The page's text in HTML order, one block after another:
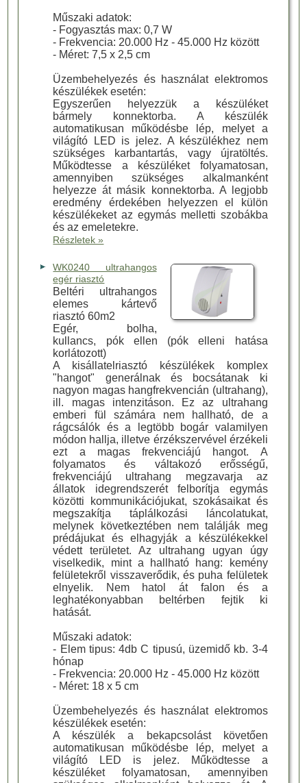
Műszaki adatok:
- Fogyasztás max: 0,7 W
- Frekvencia: 20.000 Hz - 45.000 Hz között
- Méret: 7,5 x 2,5 cm
Üzembehelyezés és használat elektromos
készülékek esetén:
Egyszerűen helyezzük a készüléket
bármely konnektorba. A készülék
automatikusan működésbe lép, melyet a
világító LED is jelez. A készülékhez nem
szükséges karbantartás, vagy újratöltés.
Működtesse a készüléket folyamatosan,
amennyiben szükséges alkalmanként
helyezze át másik konnektorba. A legjobb
eredmény érdekében helyezzen el külön
készülékeket az egymás melletti szobákba
és az emeletekre.
Részletek »
WK0240 ultrahangos
egér riasztó
Beltéri ultrahangos
elemes kártevő
riasztó 60m2
Egér, bolha,
kullancs, pók ellen (pók elleni hatása
korlátozott)
A kisállatelriasztó készülékek komplex
"hangot" generálnak és bocsátanak ki
nagyon magas hangfrekvencián (ultrahang),
ill. magas intenzitáson. Ez az ultrahang
emberi fül számára nem hallható, de a
rágcsálók és a legtöbb bogár valamilyen
módon hallja, illetve érzékszervével érzékeli
ezt a magas frekvenciájú hangot. A
folyamatos és váltakozó erősségű,
frekvenciájú ultrahang megzavarja az
állatok idegrendszerét felborítja egymás
közötti kommunikációjukat, szokásaikat és
megszakítja táplálkozási láncolatukat,
melynek következtében nem találják meg
prédájukat és elhagyják a készülékekkel
védett területet. Az ultrahang ugyan úgy
viselkedik, mint a hallható hang: kemény
felületekről visszaverődik, és puha felületek
elnyelik. Nem hatol át falon és a
leghatékonyabban beltérben fejtik ki
hatását.
Műszaki adatok:
- Elem tipus: 4db C tipusú, üzemidő kb. 3-4
hónap
- Frekvencia: 20.000 Hz - 45.000 Hz között
- Méret: 18 x 5 cm
Üzembehelyezés és használat elektromos
készülékek esetén:
A készülék a bekapcsolást követően
automatikusan működésbe lép, melyet a
világító LED is jelez. Működtesse a
készüléket folyamatosan, amennyiben